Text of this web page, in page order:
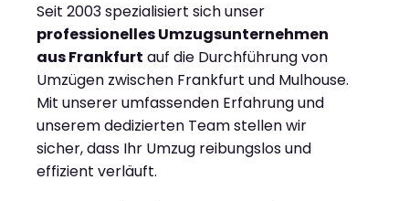
Seit 2003 spezialisiert sich unser
professionelles Umzugsunternehmen
aus Frankfurt auf die Durchführung von
Umzügen zwischen Frankfurt und Mulhouse.
Mit unserer umfassenden Erfahrung und
unserem dedizierten Team stellen wir
sicher, dass Ihr Umzug reibungslos und
effizient verläuft.